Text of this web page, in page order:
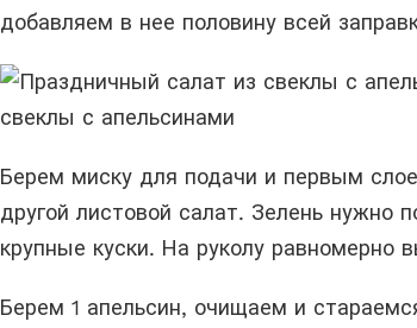
добавляем в нее половину всей
свеклы с апельсинами
Берем миску для подачи и первым
другой листовой салат. Зелень нужно
крупные куски. На руколу равномерно
Берем 1 апельсин, очищаем и